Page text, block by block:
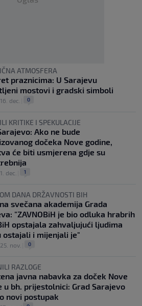
ATMOSFERA
praznicima: U Sarajevu
mostovi i gradski simboli
16. dec. 0
KRITIKE I SPEKULACIJE
Ako ne bude
dočeka Nove godine,
će biti usmjerena gdje su
1. dec. 1
DANA DRŽAVNOSTI BIH
svečana akademija Grada
"ZAVNOBiH je bio odluka hrabrih
opstajala zahvaljujući ljudima
ostajali i mijenjali je"
25. nov. 0
RAZLOGE
javna nabavka za doček Nove
u bh. prijestolnici: Grad Sarajevo
novi postupak